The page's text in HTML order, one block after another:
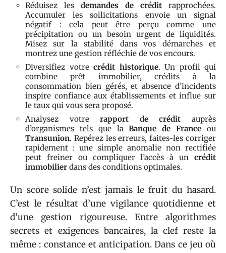
Réduisez les demandes de crédit rapprochées.
Accumuler les sollicitations envoie un signal
négatif : cela peut être perçu comme une
précipitation ou un besoin urgent de liquidités.
Misez sur la stabilité dans vos démarches et
montrez une gestion réfléchie de vos encours.
Diversifiez votre crédit historique. Un profil qui
combine prêt immobilier, crédits à la
consommation bien gérés, et absence d’incidents
inspire confiance aux établissements et influe sur
le taux qui vous sera proposé.
Analysez votrerapport de crédit auprès
d’organismes tels que laBanque de France ou
Transunion. Repérez les erreurs, faites-les corriger
rapidement : une simple anomalie non rectifiée
peut freiner ou compliquer l’accès à un crédit
immobilier dans des conditions optimales.
Un score solide n’est jamais le fruit du hasard.
C’est le résultat d’une vigilance quotidienne et
d’une gestion rigoureuse. Entre algorithmes
secrets et exigences bancaires, la clef reste la
même : constance et anticipation. Dans ce jeu où